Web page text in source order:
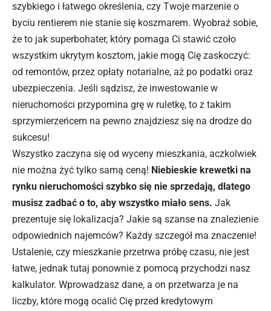
szybkiego i łatwego określenia, czy Twoje marzenie o
byciu rentierem nie stanie się koszmarem. Wyobraź sobie,
że to jak superbohater, który pomaga Ci stawić czoło
wszystkim ukrytym kosztom, jakie mogą Cię zaskoczyć:
od remontów, przez opłaty notarialne, aż po podatki oraz
ubezpieczenia. Jeśli sądzisz, że inwestowanie w
nieruchomości przypomina grę w ruletkę, to z takim
sprzymierzeńcem na pewno znajdziesz się na drodze do
sukcesu!
Wszystko zaczyna się od wyceny mieszkania, aczkolwiek
nie można żyć tylko samą ceną! Niebieskie krewetki na
rynku nieruchomości szybko się nie sprzedają, dlatego
musisz zadbać o to, aby wszystko miało sens. Jak
prezentuje się lokalizacja? Jakie są szanse na znalezienie
odpowiednich najemców? Każdy szczegół ma znaczenie!
Ustalenie, czy mieszkanie przetrwa próbę czasu, nie jest
łatwe, jednak tutaj ponownie z pomocą przychodzi nasz
kalkulator. Wprowadzasz dane, a on przetwarza je na
liczby, które mogą ocalić Cię przed kredytowym